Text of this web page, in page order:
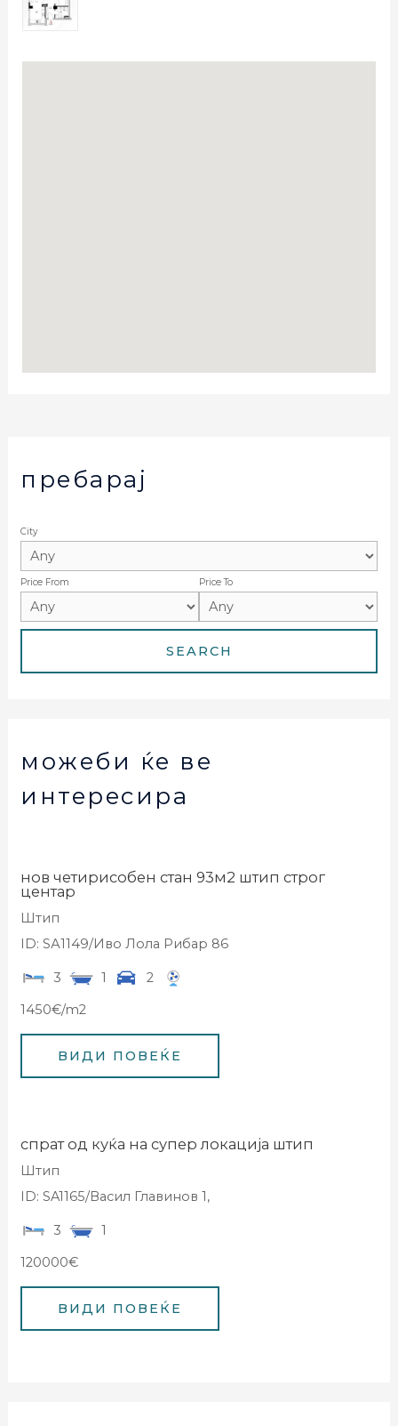
пребарај
City
Price From Price To
можеби ќе ве
интересира
нов четирисобен стан 93м2 штип строг
центар
Штип
ID: SА1149/Иво Лола Рибар 86
3 1 2
1450€/m2
спрат од куќа на супер локација штип
Штип
ID: SA1165/Васил Главинов 1,
3 1
120000€